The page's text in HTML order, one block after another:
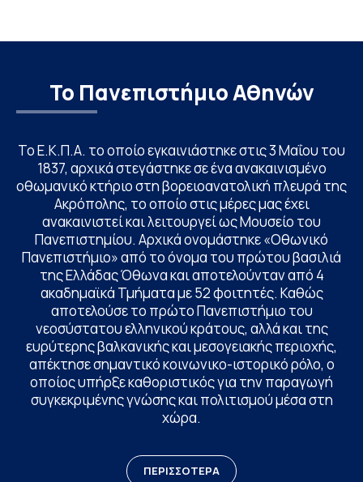
Το Πανεπιστήμιο Αθηνών
Το Ε.Κ.Π.Α. το οποίο εγκαινιάστηκε στις 3 Μαΐου του
1837, αρχικά στεγάστηκε σε ένα ανακαινισμένο
οθωμανικό κτήριο στη βορειοανατολική πλευρά της
Ακρόπολης, το οποίο στις μέρες μας έχει
ανακαινιστεί και λειτουργεί ως Μουσείο του
Πανεπιστημίου. Αρχικά ονομάστηκε «Οθωνικό
Πανεπιστήμιο» από το όνομα του πρώτου βασιλιά
της Ελλάδας Όθωνα και αποτελούνταν από 4
ακαδημαϊκά Τμήματα με 52 φοιτητές. Καθώς
αποτελούσε το πρώτο Πανεπιστήμιο του
νεοσύστατου ελληνικού κράτους, αλλά και της
ευρύτερης βαλκανικής και μεσογειακής περιοχής,
απέκτησε σημαντικό κοινωνικο-ιστορικό ρόλο, ο
οποίος υπήρξε καθοριστικός για την παραγωγή
συγκεκριμένης γνώσης και πολιτισμού μέσα στη
χώρα.
ΠΕΡΙΣΣΟΤΕΡΑ